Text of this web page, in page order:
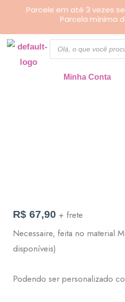
Parcele em até 3 vezes
Parcela mínima
Pesquisar
produtos
Minha Conta
R$ 67,90 + frete
Necessaire, feita no material
disponíveis)
Podendo ser personalizado